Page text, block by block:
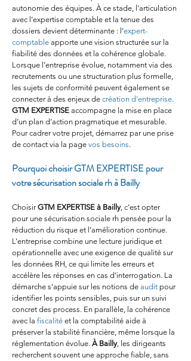
autonomie des équipes. À ce stade, l’articulation
avec l’expertise comptable et la tenue des
dossiers devient déterminante : l’expert-
comptable apporte une vision structurée sur la
fiabilité des données et la cohérence globale.
Lorsque l’entreprise évolue, notamment via des
recrutements ou une structuration plus formelle,
les sujets de conformité peuvent également se
connecter à des enjeux de création d'entreprise.
GTM EXPERTISE accompagne la mise en place
d’un plan d’action pragmatique et mesurable.
Pour cadrer votre projet, démarrez par une prise
de contact via la page vos besoins.
Pourquoi choisir GTM EXPERTISE pour
votre sécurisation sociale rh à Bailly
Choisir GTM EXPERTISE à Bailly, c’est opter
pour une sécurisation sociale rh pensée pour la
réduction du risque et l’amélioration continue.
L’entreprise combine une lecture juridique et
opérationnelle avec une exigence de qualité sur
les données RH, ce qui limite les erreurs et
accélère les réponses en cas d’interrogation. La
démarche s’appuie sur les notions de audit pour
identifier les points sensibles, puis sur un suivi
concret des process. En parallèle, la cohérence
avec la fiscalité et la comptabilité aide à
préserver la stabilité financière, même lorsque la
réglementation évolue. À Bailly, les dirigeants
recherchent souvent une approche fiable, sans